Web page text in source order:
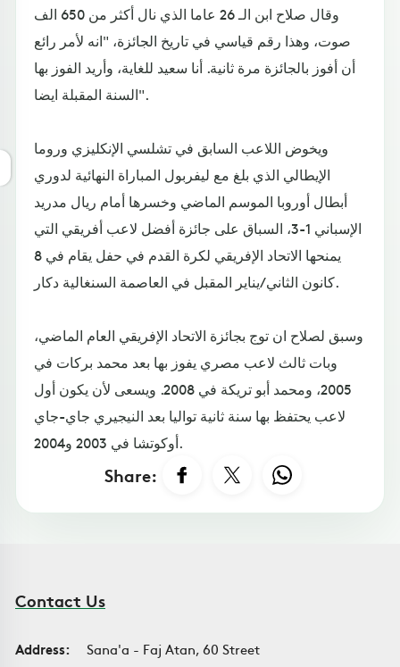
وقال صلاح ابن الـ 26 عاما الذي نال أكثر من 650 الف
صوت، وهذا رقم قياسي في تاريخ الجائزة، "انه لأمر رائع
أن أفوز بالجائزة مرة ثانية. أنا سعيد للغاية، وأريد الفوز بها
السنة المقبلة ايضا".
ويخوض اللاعب السابق في تشلسي الإنكليزي وروما
الإيطالي الذي بلغ مع ليفربول المباراة النهائية لدوري
أبطال أوروبا الموسم الماضي وخسرها أمام ريال مدريد
الإسباني 1-3، السباق على جائزة أفضل لاعب أفريقي التي
يمنحها الاتحاد الإفريقي لكرة القدم في حفل يقام في 8
كانون الثاني/يناير المقبل في العاصمة السنغالية دكار.
وسبق لصلاح ان توج بجائزة الاتحاد الإفريقي العام الماضي،
وبات ثالث لاعب مصري يفوز بها بعد محمد بركات في
2005، ومحمد أبو تريكة في 2008. ويسعى لأن يكون أول
لاعب يحتفظ بها سنة ثانية تواليا بعد النيجيري جاي-جاي
أوكوتشا في 2003 و2004.
Share:
Contact Us
Address:
Sana'a - Faj Atan, 60 Street